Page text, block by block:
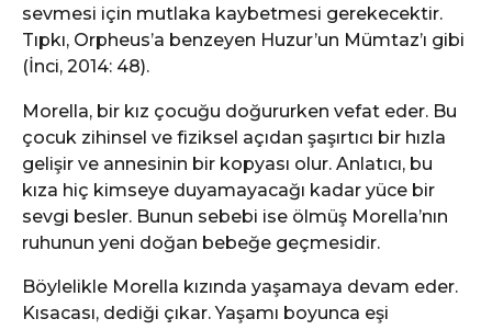
sevmesi için mutlaka kaybetmesi gerekecektir.
Tıpkı, Orpheus’a benzeyen Huzur’un Mümtaz’ı gibi
(İnci, 2014: 48).
Morella, bir kız çocuğu doğururken vefat eder. Bu
çocuk zihinsel ve fiziksel açıdan şaşırtıcı bir hızla
gelişir ve annesinin bir kopyası olur. Anlatıcı, bu
kıza hiç kimseye duyamayacağı kadar yüce bir
sevgi besler. Bunun sebebi ise ölmüş Morella’nın
ruhunun yeni doğan bebeğe geçmesidir.
Böylelikle Morella kızında yaşamaya devam eder.
Kısacası, dediği çıkar. Yaşamı boyunca eşi